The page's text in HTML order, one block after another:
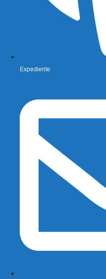
Expediente